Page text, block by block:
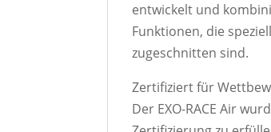
entwickelt und
Funktionen, die
zugeschnitten sind.
Zertifiziert für
Der EXO-RACE Air